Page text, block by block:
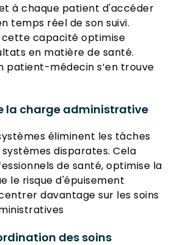
à chaque patient d'accéder
temps réel de son suivi.
cette capacité optimise
en matière de santé.
patient-médecin s’en trouve
la charge administrative
éliminent les tâches
disparates. Cela
de santé, optimise la
le risque d'épuisement
davantage sur les soins
des soins